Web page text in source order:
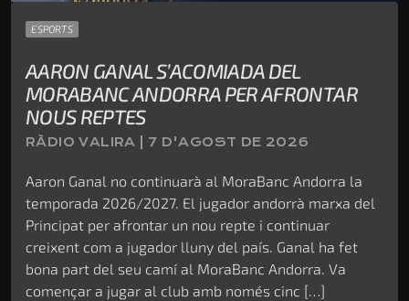
ESPORTS
AARON GANAL S’ACOMIADA DEL
MORABANC ANDORRA PER AFRONTAR
NOUS REPTES
RÀDIO VALIRA | 7 D'AGOST DE 2026
Aaron Ganal no continuarà al MoraBanc Andorra la
temporada 2026/2027. El jugador andorrà marxa del
Principat per afrontar un nou repte i continuar
creixent com a jugador lluny del país. Ganal ha fet
bona part del seu camí al MoraBanc Andorra. Va
començar a jugar al club amb només cinc […]